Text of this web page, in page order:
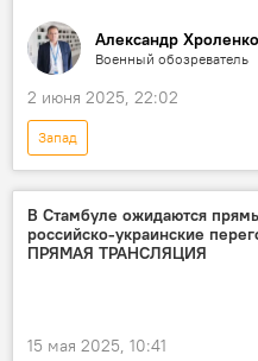
Александр Хроленко
Военный обозреватель
2 июня 2025, 22:02
Запад
Спецоперация России по
Россия
СВО
ВСУ
НАТО
В Стамбуле ожидаются
российско-украинские
ПРЯМАЯ ТРАНСЛЯЦИЯ
15 мая 2025, 10:41